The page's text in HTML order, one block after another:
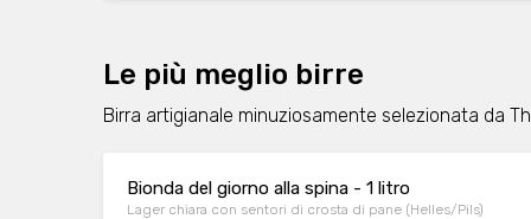
Le più meglio birre
Birra artigianale minuziosamente selezionata da
Bionda del giorno alla spina - 1 litro
Lager chiara con sentori di crosta di pane (Helles/Pils)